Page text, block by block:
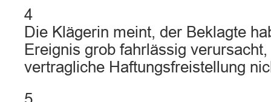
4
Die Klägerin meint, der Beklagte
Ereignis grob fahrlässig
vertragliche Haftungsfreistellung